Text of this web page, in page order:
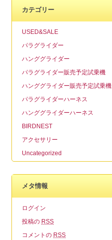
カテゴリー
USED&SALE
パラグライダー
ハンググライダー
パラグライダー販売予定試乗機
ハンググライダー販売予定試乗機
パラグライダーハーネス
ハンググライダーハーネス
BIRDNEST
アクセサリー
Uncategorized
メタ情報
ログイン
投稿の RSS
コメントの RSS